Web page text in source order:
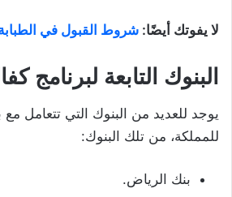
لا يفوتك أيضًا: شروط القبول في
البنوك التابعة لبرنامج
يوجد للعديد من البنوك التي تتعامل مع
للمملكة، من تلك البنوك:
بنك الرياض.